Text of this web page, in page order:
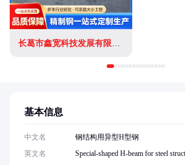
长葛市鑫宽科技发展有限公司
基本信息
中文名
钢结构用异型H型钢
英文名
Special-shaped H-beam for steel